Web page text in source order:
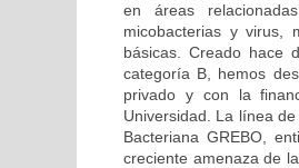
en áreas
micobacterias y virus,
básicas. Creado hace
categoría B, hemos
privado y con la
Universidad. La línea
Bacteriana GREBO,
creciente amenaza de